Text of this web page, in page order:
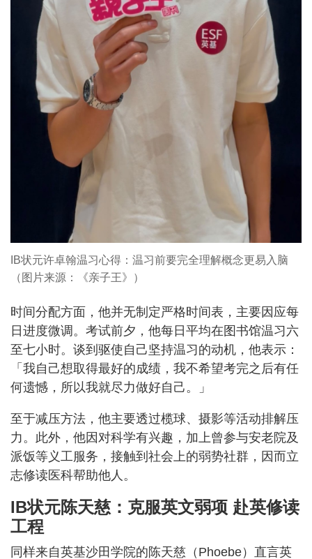
IB状元许卓翰温习心得：温习前要完全理解概念更易入脑
（图片来源：《亲子王》）
时间分配方面，他并无制定严格时间表，主要因应每
日进度微调。考试前夕，他每日平均在图书馆温习六
至七小时。谈到驱使自己坚持温习的动机，他表示：
「我自己想取得最好的成绩，我不希望考完之后有任
何遗憾，所以我就尽力做好自己。」
至于减压方法，他主要透过榄球、摄影等活动排解压
力。此外，他因对科学有兴趣，加上曾参与安老院及
派饭等义工服务，接触到社会上的弱势社群，因而立
志修读医科帮助他人。
IB状元陈天慈：克服英文弱项 赴英修读
工程
同样来自英基沙田学院的陈天慈（Phoebe）直言英